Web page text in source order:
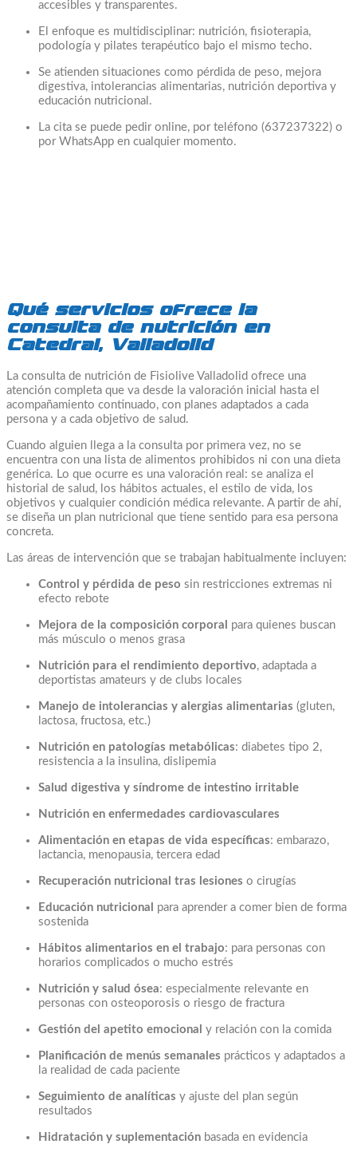
accesibles y transparentes.
El enfoque es multidisciplinar: nutrición, fisioterapia,
podología y pilates terapéutico bajo el mismo techo.
Se atienden situaciones como pérdida de peso, mejora
digestiva, intolerancias alimentarias, nutrición deportiva y
educación nutricional.
La cita se puede pedir online, por teléfono (637237322) o
por WhatsApp en cualquier momento.
Qué servicios ofrece la
consulta de nutrición en
Catedral, Valladolid
La consulta de nutrición de Fisiolive Valladolid ofrece una
atención completa que va desde la valoración inicial hasta el
acompañamiento continuado, con planes adaptados a cada
persona y a cada objetivo de salud.
Cuando alguien llega a la consulta por primera vez, no se
encuentra con una lista de alimentos prohibidos ni con una dieta
genérica. Lo que ocurre es una valoración real: se analiza el
historial de salud, los hábitos actuales, el estilo de vida, los
objetivos y cualquier condición médica relevante. A partir de ahí,
se diseña un plan nutricional que tiene sentido para esa persona
concreta.
Las áreas de intervención que se trabajan habitualmente incluyen:
Control y pérdida de peso sin restricciones extremas ni
efecto rebote
Mejora de la composición corporal
para quienes buscan
más músculo o menos grasa
Nutrición para el rendimiento deportivo, adaptada a
deportistas amateurs y de clubs locales
Manejo de intolerancias y alergias alimentarias (gluten,
lactosa, fructosa, etc.)
Nutrición en patologías metabólicas: diabetes tipo 2,
resistencia a la insulina, dislipemia
Salud digestiva y síndrome de intestino irritable
Nutrición en enfermedades cardiovasculares
Alimentación en etapas de vida específicas: embarazo,
lactancia, menopausia, tercera edad
Recuperación nutricional tras lesiones o cirugías
Educación nutricional
para aprender a comer bien de forma
sostenida
Hábitos alimentarios en el trabajo: para personas con
horarios complicados o mucho estrés
Nutrición y salud ósea: especialmente relevante en
personas con osteoporosis o riesgo de fractura
Gestión del apetito emocional y relación con la comida
Planificación de menús semanales prácticos y adaptados a
la realidad de cada paciente
Seguimiento de analíticas y ajuste del plan según
resultados
Hidratación y suplementación basada en evidencia